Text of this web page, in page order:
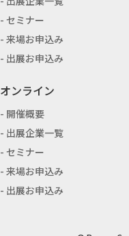
セミナー
来場お申込み
出展お申込み
オンライン
開催概要
出展企業一覧
セミナー
来場お申込み
出展お申込み